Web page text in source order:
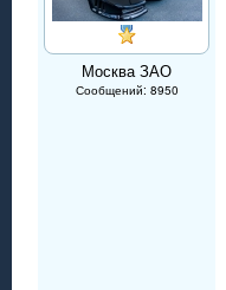
Москва ЗАО
Сообщений: 8950